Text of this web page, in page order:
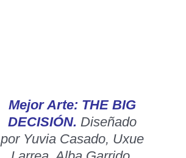
Mejor Arte: THE BIG
DECISIÓN. Diseñado
por Yuvia Casado, Uxue